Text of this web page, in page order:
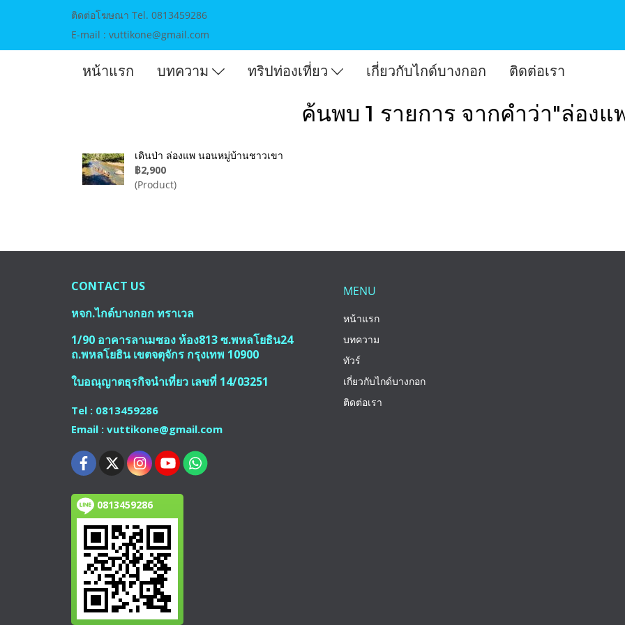
ติดต่อโฆษณา Tel. 0813459286
E-mail : vuttikone@gmail.com
หน้าแรก บทความ ทริปท่องเที่ยว เกี่ยวกับไกด์บางกอก ติดต่อเรา
ค้นพบ 1 รายการ จากคำว่า"ล่องแ
เดินป่า ล่องแพ นอนหมู่บ้านชาวเขา
฿2,900
(Product)
CONTACT US
หจก.ไกด์บางกอก ทราเวล
1/90 อาคารลาเมซอง ห้อง813 ซ.พหลโยธิน24
ถ.พหลโยธิน เขตจตุจักร กรุงเทพ 10900
ใบอณุญาตธุรกิจนำเที่ยว เลขที่ 14/03251
Tel : 0813459286
Email : vuttikone@gmail.com
0813459286
MENU
หน้าแรก
บทความ
ทัวร์
เกี่ยวกับไกด์บางกอก
ติดต่อเรา